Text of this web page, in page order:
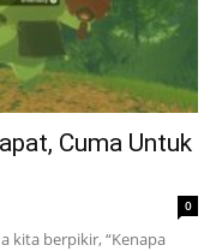
Cuma Untuk
0
kita berpikir, “Kenapa